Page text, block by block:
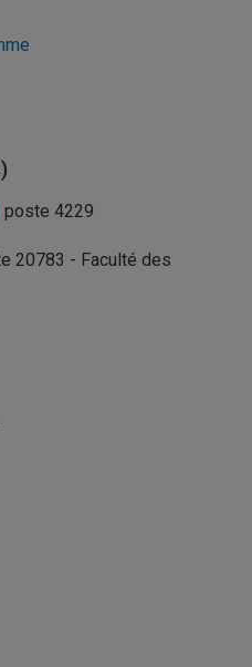
poste 4229
20783 - Faculté des